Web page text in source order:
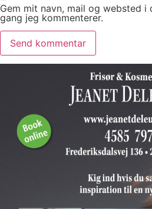
Gem mit navn, mail og websted
gang jeg kommenterer.